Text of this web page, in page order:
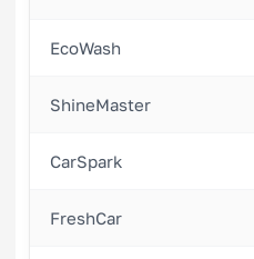
EcoWash
ShineMaster
CarSpark
FreshCar